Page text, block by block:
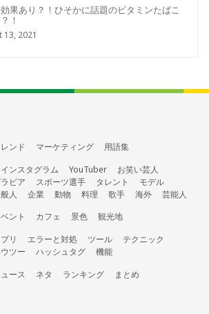
果あり？！ひそかに話題のビタミンたばこ
！
13, 2021
レンド マーケティング
用語集
インスタグラム YouTuber
お笑い芸人
ビア
スポーツ選手 タレント
モデル
人
企業 動物 料理 歌手 海外
芸能人
ント カフェ 景色
観光地
リ エラーと対処 ツール
テクニック
ツー
ハッシュタグ
機能
ース ネタ ランキング まとめ